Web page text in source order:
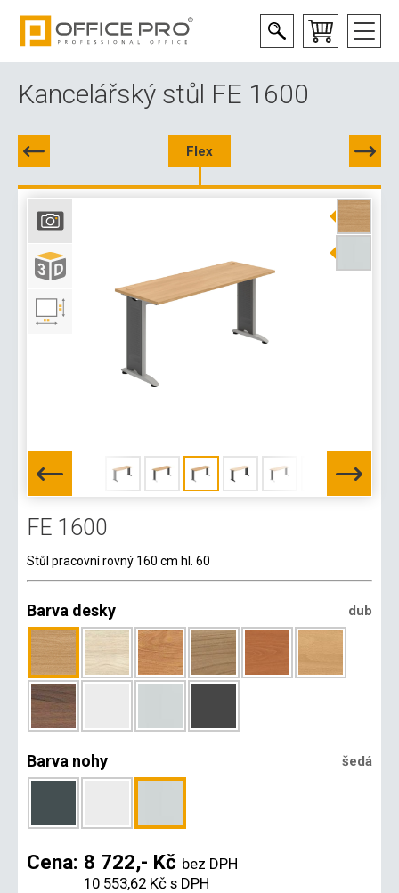
Kancelářský stůl FE 1600
Flex
FE 1600
Stůl pracovní rovný 160 cm hl. 60
Barva desky dub
Barva nohy šedá
Cena: 8 722,- Kč bez DPH
10 553,62 Kč s DPH